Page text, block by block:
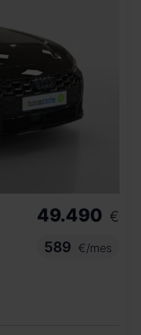
49.490 €
589
€/mes